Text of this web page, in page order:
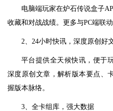
电脑端玩家在炉石传说盒子
收藏和对战战绩。更多与PC端联
2、24小时快讯，深度原创好
平台提供全天候快讯，便于
深度原创文章，解析版本要点、
握版本脉络。
3、全卡组库，强大数据